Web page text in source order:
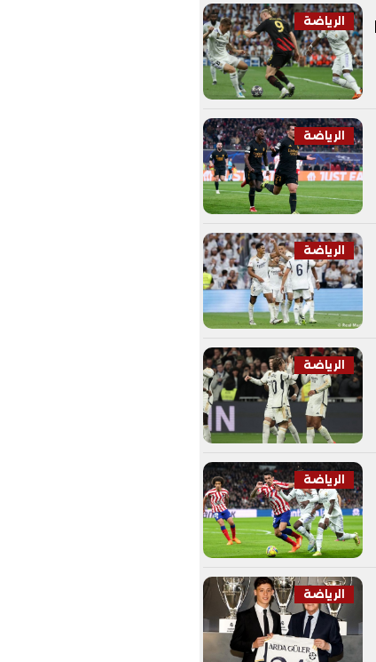
الرياضة
الرياضة
الرياضة
الرياضة
الرياضة
الرياضة